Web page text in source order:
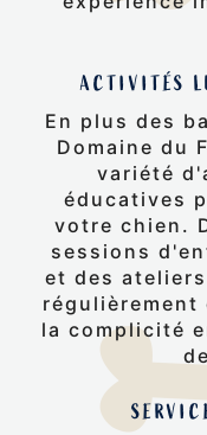
ACTIVITÉS
En plus des
Domaine du
variété
éducatives
votre chien.
sessions
et des
la complicité